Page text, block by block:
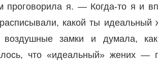
я. — Когда-то я и
какой ты идеальный
воздушные замки и думала,
что «идеальный» жених —